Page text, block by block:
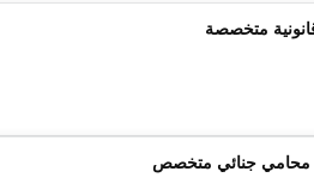
محامي جنائي متخصص